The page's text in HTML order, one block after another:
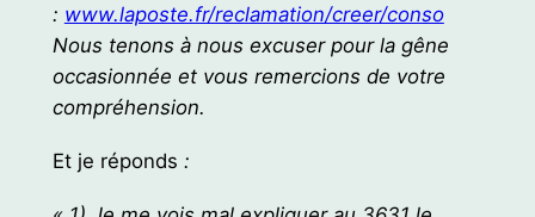
: www.laposte.fr/reclamation/creer/conso
Nous tenons à nous excuser pour la gêne
occasionnée et vous remercions de votre
compréhension.
Et je réponds :